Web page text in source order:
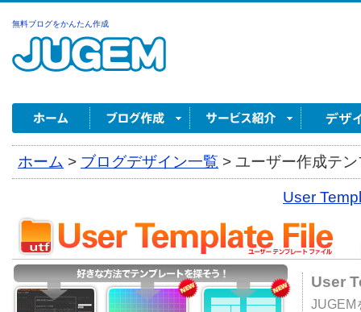
無料ブログをかんたん作成
ホーム > ブログデザイン一覧 > ユーザー作成テ
User
User
JUGEM